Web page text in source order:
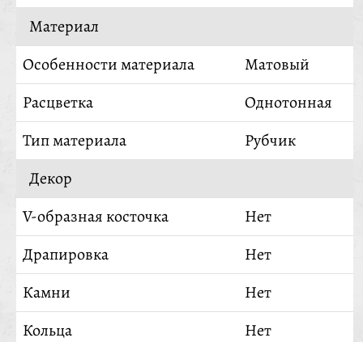
Материал
Особенности материала
Матовый
Расцветка
Однотонная
Тип материала
Рубчик
Декор
V-образная косточка
Нет
Драпировка
Нет
Камни
Нет
Кольца
Нет